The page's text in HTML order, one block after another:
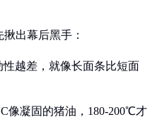
出幕后黑手：
性越差，就像长面条比短面
像凝固的猪油，180-200℃才